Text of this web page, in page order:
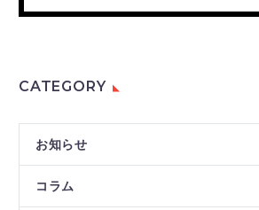
CATEGORY
お知らせ
コラム